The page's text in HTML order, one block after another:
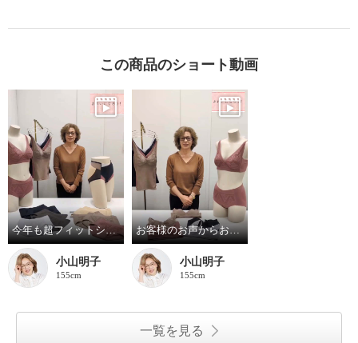
この商品のショート動画
今年も超フィットショーツしっかりバージョン！
小山明子
155cm
お客様のお声からお作りしたブラとブラキャミです！
小山明子
155cm
一覧を見る